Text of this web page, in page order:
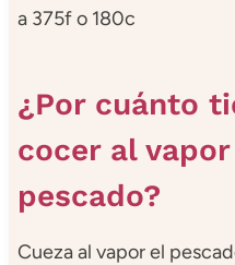
a 375f o 180c
¿Por cuánto
cocer al
pescado?
Cueza al vapor el